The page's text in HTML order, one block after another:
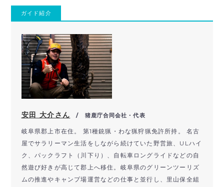
ガイド紹介
安田 大介さん / 猪鹿庁合同会社・代表
岐阜県郡上市在住。 第1種銃猟・わな猟狩猟免許所持。 名古
屋でサラリーマン生活をしながら続けていた野営旅、ULハイ
ク、パックラフト（川下り）、自転車ロングライドなどの自
然遊び好きが高じて郡上へ移住。岐阜県のグリーンツーリズ
ムの推進やキャンプ場運営などの仕事と並行し、里山保全組